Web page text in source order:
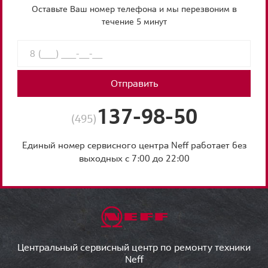
Оставьте Ваш номер телефона и мы перезвоним в
течение 5 минут
Отправить
(495) 137-98-50
Единый номер сервисного центра Neff работает без
выходных с 7:00 до 22:00
Центральный сервисный центр по ремонту техники
Neff